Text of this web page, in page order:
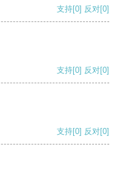
支持[0] 反对[0]
支持[0] 反对[0]
支持[0] 反对[0]